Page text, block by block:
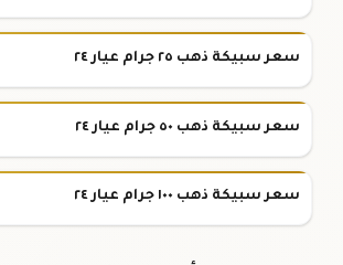
سعر سبيكة ذهب ٢٥ جرام عيار ٢٤
سعر سبيكة ذهب ٥٠ جرام عيار ٢٤
سعر سبيكة ذهب ١٠٠ جرام عيار ٢٤